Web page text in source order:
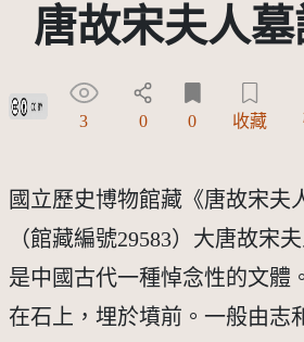
唐故宋夫人
創用CC姓名標示 3.0 台灣及其後版本(CC BY 3.0 TW
3 0 0 收藏
國立歷史博物館藏《唐故宋夫
（館藏編號29583）大唐故宋
是中國古代一種悼念性的文體
在石上，埋於墳前。一般由志